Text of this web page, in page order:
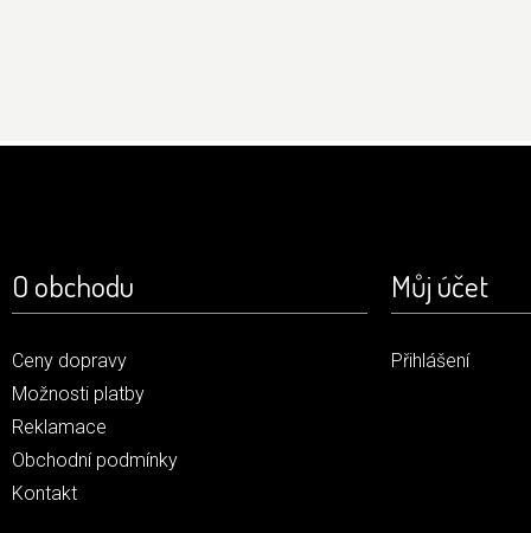
O obchodu
Ceny dopravy
Možnosti platby
Reklamace
Obchodní podmínky
Kontakt
Můj účet
Přihlášení